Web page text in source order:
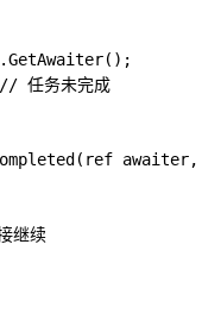
未完成
awaiter, ref
续